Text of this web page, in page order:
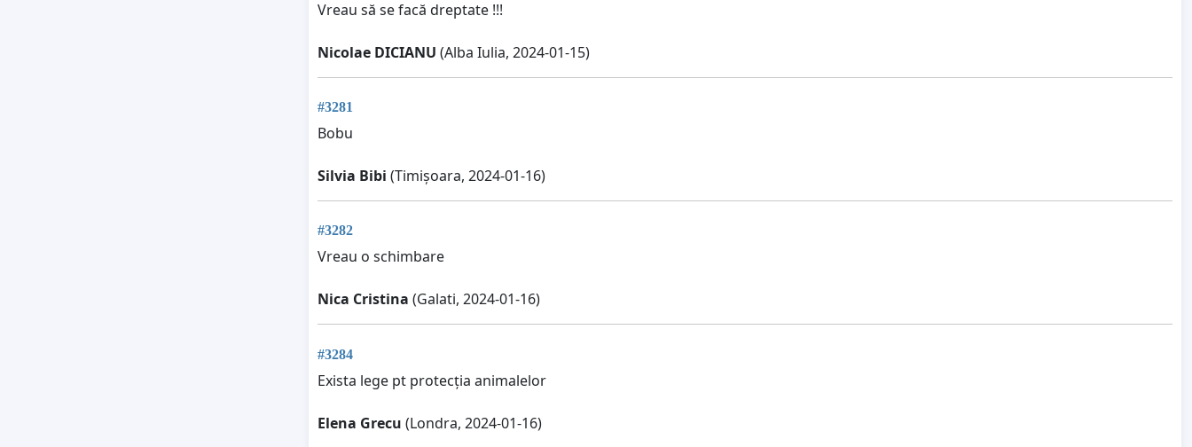
Vreau să se facă dreptate !!!
Nicolae DICIANU (Alba Iulia, 2024-01-15)
#3281
Bobu
Silvia Bibi (Timișoara, 2024-01-16)
#3282
Vreau o schimbare
Nica Cristina (Galati, 2024-01-16)
#3284
Exista lege pt protecția animalelor
Elena Grecu (Londra, 2024-01-16)